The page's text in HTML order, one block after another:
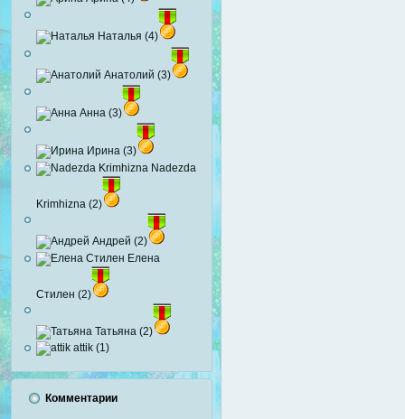
Наталья (4)
Анатолий (3)
Анна (3)
Ирина (3)
Nadezda
Krimhizna (2)
Андрей (2)
Елена
Стилен (2)
Татьяна (2)
attik (1)
Комментарии